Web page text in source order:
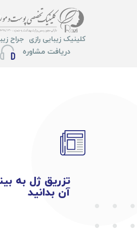
کلینیک زیبایی رازی جراح
دریافت مشاوره
تزریق ژل به
آن بدانید